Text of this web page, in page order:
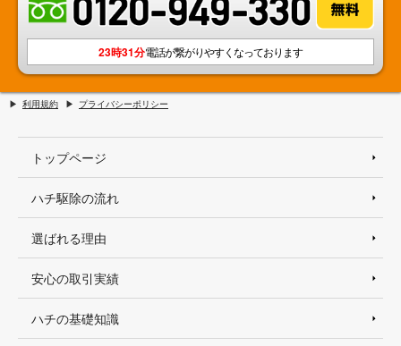
23時31分電話が繋がりやすくなっております
利用規約 プライバシーポリシー
トップページ
ハチ駆除の流れ
選ばれる理由
安心の取引実績
ハチの基礎知識